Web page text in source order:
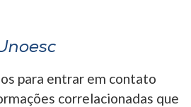
para entrar em contato
correlacionadas que